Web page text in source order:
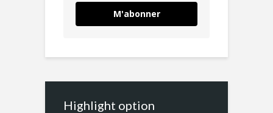
M'abonner
Highlight option